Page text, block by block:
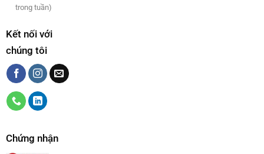
trong tuần)
Kết nối với
chúng tôi
Chứng nhận